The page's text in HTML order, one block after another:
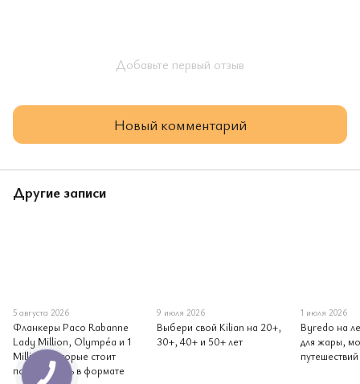
Добавьте первый отзыв
Новый комментарий
Другие записи
5 августа 2026
Фланкеры Paco Rabanne
Lady Million, Olympéa и 1
Million, которые стоит
попробовать в формате
9 июля 2026
Выбери свой Kilian на 20+,
30+, 40+ и 50+ лет
1 июля 2026
Byredo на
для жары,
путешествий